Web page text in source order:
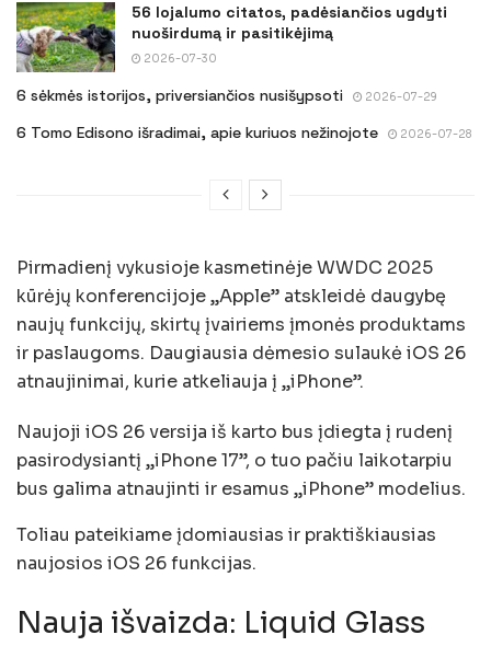
56 lojalumo citatos, padėsiančios ugdyti
nuoširdumą ir pasitikėjimą
2026-07-30
6 sėkmės istorijos, priversiančios nusišypsoti 2026-07-29
6 Tomo Edisono išradimai, apie kuriuos nežinojote 2026-07-28
Pirmadienį vykusioje kasmetinėje WWDC 2025
kūrėjų konferencijoje „Apple” atskleidė daugybę
naujų funkcijų, skirtų įvairiems įmonės produktams
ir paslaugoms. Daugiausia dėmesio sulaukė iOS 26
atnaujinimai, kurie atkeliauja į „iPhone”.
Naujoji iOS 26 versija iš karto bus įdiegta į rudenį
pasirodysiantį „iPhone 17”, o tuo pačiu laikotarpiu
bus galima atnaujinti ir esamus „iPhone” modelius.
Toliau pateikiame įdomiausias ir praktiškiausias
naujosios iOS 26 funkcijas.
Nauja išvaizda: Liquid Glass